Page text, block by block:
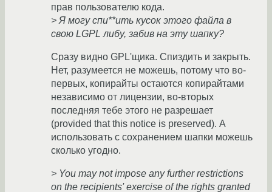
прав пользователю кода.
> Я могу спи**ить кусок этого файла в
свою LGPL либу, забив на эту шапку?
Сразу видно GPL'щика. Спиздить и закрыть.
Нет, разумеется не можешь, потому что во-
первых, копирайты остаются копирайтами
независимо от лицензии, во-вторых
последняя тебе этого не разрешает
(provided that this notice is preserved). А
использовать с сохранением шапки можешь
сколько угодно.
> You may not impose any further restrictions
on the recipients' exercise of the rights granted